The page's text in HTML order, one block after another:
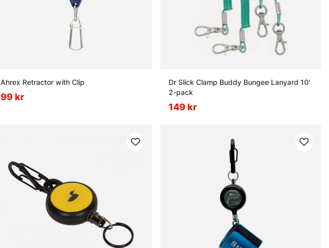
Ahrex Retractor with Clip
99 kr
Dr Slick Clamp Buddy Bungee Lanyard 10'
2-pack
149 kr